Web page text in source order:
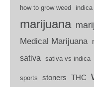
how to grow weed
indica
marijuana
Medical Marijuana
sativa sativa vs indica
sports stoners THC